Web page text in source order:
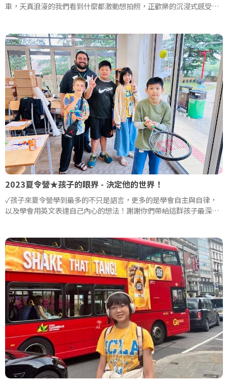
車，天真浪漫的我們看到什麼都激動想拍照，正歡樂的沉浸式感受荷
2023夏令營★孩子的眼界 - 決定他的世界！
✓孩子來夏令營學到最多的不只是語言，更多的是學會自主與自律，
以及學會用英文表達自己內心的想法！謝謝你們帶給這群孩子最深刻